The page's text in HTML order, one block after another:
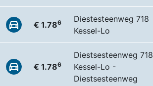
€ 1.786
Diestesteenweg 718
Kessel-Lo
€ 1.786
Diestsesteenweg 718
Kessel-Lo -
Diestsesteenweg